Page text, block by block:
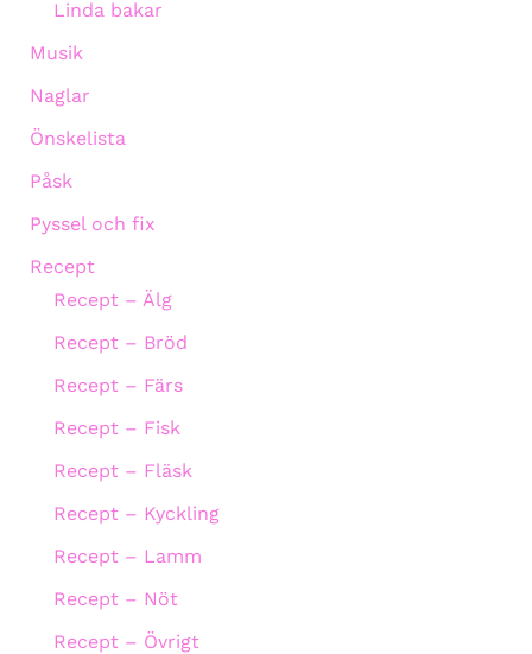
Linda bakar
Musik
Naglar
Önskelista
Påsk
Pyssel och fix
Recept
Recept – Älg
Recept – Bröd
Recept – Färs
Recept – Fisk
Recept – Fläsk
Recept – Kyckling
Recept – Lamm
Recept – Nöt
Recept – Övrigt